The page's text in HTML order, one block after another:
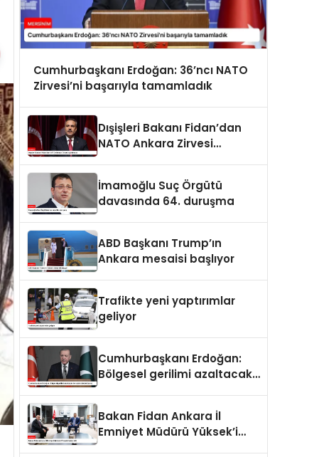
Cumhurbaşkanı Erdoğan: 36’ncı NATO
Zirvesi’ni başarıyla tamamladık
Dışişleri Bakanı Fidan’dan
NATO Ankara Zirvesi
İmamoğlu Suç Örgütü
davasında 64. duruşma
ABD Başkanı Trump’ın
Ankara mesaisi başlıyor
Trafikte yeni yaptırımlar
geliyor
Cumhurbaşkanı Erdoğan:
Bölgesel gerilimi azaltacak
Bakan Fidan Ankara İl
Emniyet Müdürü Yüksek’i